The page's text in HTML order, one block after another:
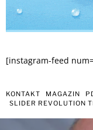
[instagram-feed
KONTAKT MAGAZIN
SLIDER REVOLUTION